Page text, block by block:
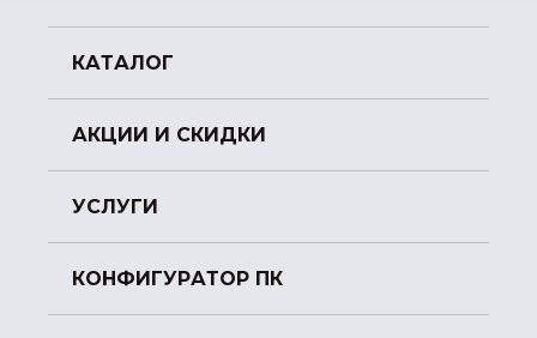
КАТАЛОГ
АКЦИИ И СКИДКИ
УСЛУГИ
КОНФИГУРАТОР ПК